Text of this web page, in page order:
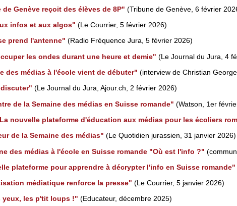
de Genève reçoit des élèves de 8P" (Tribune de Genève, 6 février
infos et aux algos" (Le Courrier, 5 février 2026)
prend l'antenne" (Radio Fréquence Jura, 5 février 2026)
les ondes durant une heure et demie" (Le Journal du Jura, 4
des médias à l'école vient de débuter" (interview de Christian
(Le Journal du Jura, Ajour.ch, 2 février 2026)
de la Semaine des médias en Suisse romande" (Watson, 1er
nouvelle plateforme d'éducation aux médias pour les écoliers
de la Semaine des médias" (Le Quotidien jurassien, 31 janvier 2026)
des médias à l'école en Suisse romande "Où est l'info ?"
plateforme pour apprendre à décrypter l'info en Suisse romande"
médiatique renforce la presse" (Le Courrier, 5 janvier 2026)
yeux, les p'tit loups !" (Educateur, décembre 2025)